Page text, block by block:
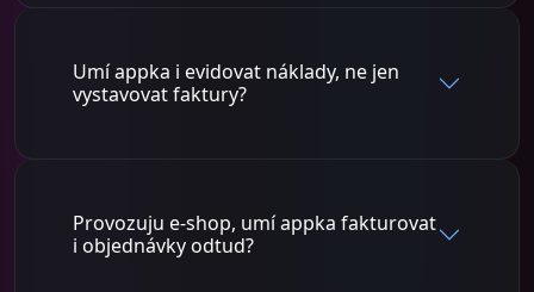
Umí appka i evidovat náklady, ne jen
vystavovat faktury?
Provozuju e-shop, umí appka fakturovat
i objednávky odtud?